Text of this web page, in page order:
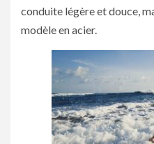
conduite légère et douce,
modèle en acier.